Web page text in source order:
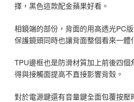
擇，黑色這款配金蘋果好看。
相鏡端的部份，背面的用高透光PC
保護鏡頭同時也讓背面整個看來一體
TPU邊框也是防滑材質加上前後四個
得與接觸面提高不直接影響背殼。
對於電源鍵還有音量鍵全面包覆按壓